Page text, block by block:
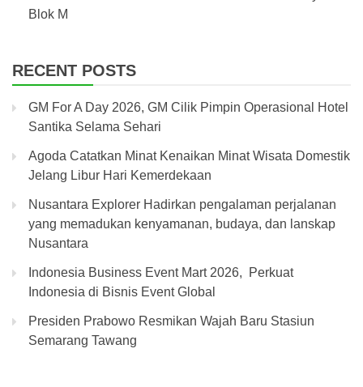
Blok M
RECENT POSTS
GM For A Day 2026, GM Cilik Pimpin Operasional Hotel
Santika Selama Sehari
Agoda Catatkan Minat Kenaikan Minat Wisata Domestik
Jelang Libur Hari Kemerdekaan
Nusantara Explorer Hadirkan pengalaman perjalanan
yang memadukan kenyamanan, budaya, dan lanskap
Nusantara
Indonesia Business Event Mart 2026, Perkuat
Indonesia di Bisnis Event Global
Presiden Prabowo Resmikan Wajah Baru Stasiun
Semarang Tawang